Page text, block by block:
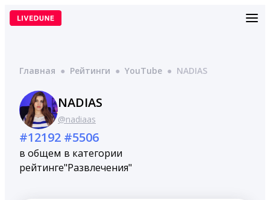
Перейти
Главная ● Рейтинги ● YouTube ● NADIAS
NADIAS
@nadiaas
#12192
в общем
рейтинге
#5506
в категории
"Развлечения"